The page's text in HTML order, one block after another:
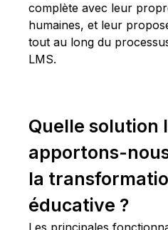
complète avec leur
humaines, et leur
tout au long du
LMS.
Quelle solution
apportons-
la
éducative ?